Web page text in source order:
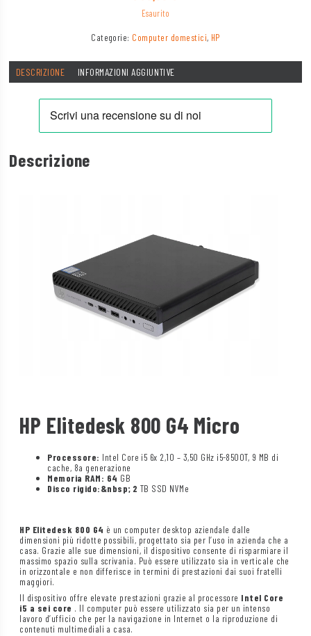
Esaurito
Categorie: Computer domestici, HP
DESCRIZIONE INFORMAZIONI AGGIUNTIVE
Descrizione
HP Elitedesk 800 G4 Micro
Processore: Intel Core i5 6x 2,10 – 3,50 GHz i5-8500T, 9 MB di
cache, 8a generazione
Memoria RAM: 64 GB
Disco rigido:&nbsp; 2 TB SSD NVMe
HP Elitedesk 800 G4 è un computer desktop aziendale dalle
dimensioni più ridotte possibili, progettato sia per l’uso in azienda che a
casa. Grazie alle sue dimensioni, il dispositivo consente di risparmiare il
massimo spazio sulla scrivania. Può essere utilizzato sia in verticale che
in orizzontale e non differisce in termini di prestazioni dai suoi fratelli
maggiori.
Il dispositivo offre elevate prestazioni grazie al processore Intel Core
i5 a sei core . Il computer può essere utilizzato sia per un intenso
lavoro d’ufficio che per la navigazione in Internet o la riproduzione di
contenuti multimediali a casa.